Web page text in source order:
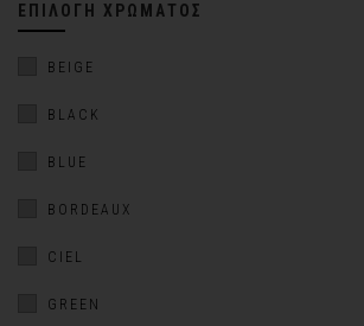
ΕΠΙΛΟΓΉ ΧΡΏΜΑΤΟΣ
BEIGE
BLACK
BLUE
BORDEAUX
CIEL
GREEN